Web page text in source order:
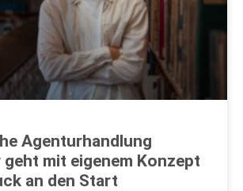
Agenturhandlung
geht mit eigenem Konzept
an den Start